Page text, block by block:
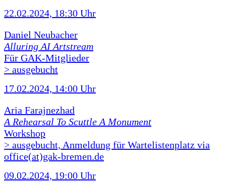
22.02.2024, 18:30 Uhr
Daniel Neubacher
Alluring AI Artstream
Für GAK-Mitglieder
> ausgebucht
17.02.2024, 14:00 Uhr
Aria Farajnezhad
A Rehearsal To Scuttle A Monument
Workshop
> ausgebucht, Anmeldung für Wartelistenplatz via
office(at)gak-bremen.de
09.02.2024, 19:00 Uhr